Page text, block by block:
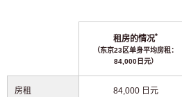
租房的情况*
（东京23区单身平均房租：
84,000日元）
房租 84,000 日元